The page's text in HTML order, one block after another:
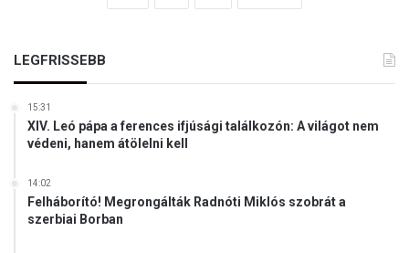
LEGFRISSEBB
15:31
XIV. Leó pápa a ferences ifjúsági találkozón: A világot nem
védeni, hanem átölelni kell
14:02
Felháborító! Megrongálták Radnóti Miklós szobrát a
szerbiai Borban